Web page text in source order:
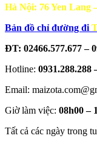
Hà Nội: 76 Yen Lang
Bản đồ chỉ đường đi
ĐT: 02466.577.677 –
Hotline: 0931.288.288
Email:
Giờ làm việc: 08h00 –
Tất cả các ngày trong